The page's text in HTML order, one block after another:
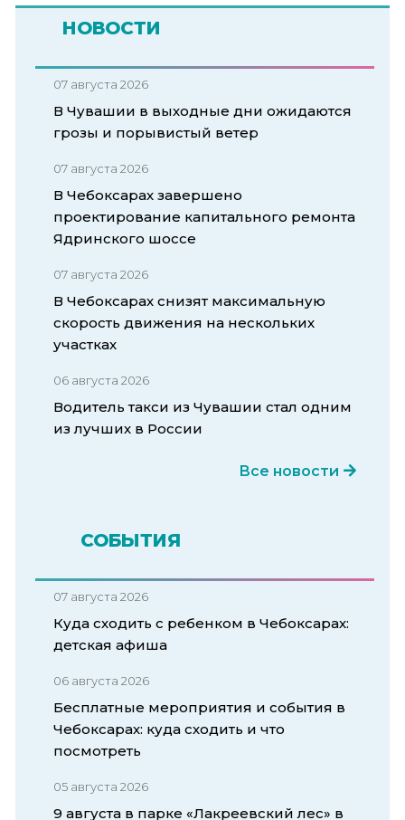
НОВОСТИ
07 августа 2026
В Чувашии в выходные дни ожидаются
грозы и порывистый ветер
07 августа 2026
В Чебоксарах завершено
проектирование капитального ремонта
Ядринского шоссе
07 августа 2026
В Чебоксарах снизят максимальную
скорость движения на нескольких
участках
06 августа 2026
Водитель такси из Чувашии стал одним
из лучших в России
Все новости
СОБЫТИЯ
07 августа 2026
Куда сходить с ребенком в Чебоксарах:
детская афиша
06 августа 2026
Бесплатные мероприятия и события в
Чебоксарах: куда сходить и что
посмотреть
05 августа 2026
9 августа в парке «Лакреевский лес» в